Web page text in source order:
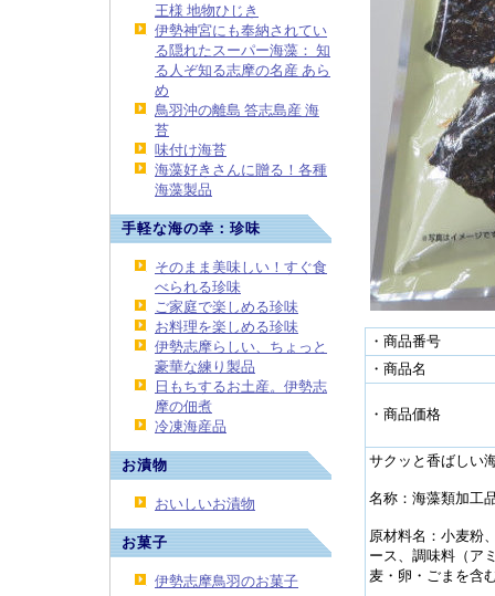
王様 地物ひじき
伊勢神宮にも奉納されてい
る隠れたスーパー海藻： 知
る人ぞ知る志摩の名産 あら
め
鳥羽沖の離島 答志島産 海
苔
味付け海苔
海藻好きさんに贈る！各種
海藻製品
手軽な海の幸：珍味
そのまま美味しい！すぐ食
べられる珍味
ご家庭で楽しめる珍味
お料理を楽しめる珍味
伊勢志摩らしい、ちょっと
豪華な練り製品
日もちするお土産。伊勢志
摩の佃煮
冷凍海産品
お漬物
おいしいお漬物
お菓子
伊勢志摩鳥羽のお菓子
・商品番号
・商品名
・商品価格
サクッと香ばしい
名称：海藻類加工
原材料名：小麦粉
ース、調味料（ア
麦・卵・ごまを含